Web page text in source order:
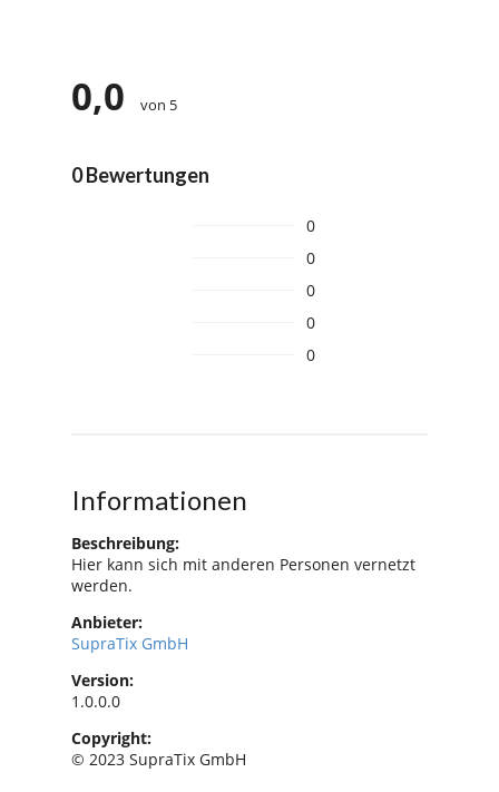
0,0 von 5
0 Bewertungen
0
0
0
0
0
Informationen
Beschreibung:
Hier kann sich mit anderen Personen vernetzt
werden.
Anbieter:
SupraTix GmbH
Version:
1.0.0.0
Copyright:
© 2023 SupraTix GmbH